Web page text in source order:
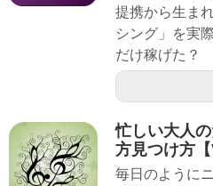
提携から生ま
シング」を実
だけ稼げた？
忙しい大人
方見つけ方
毎日のように